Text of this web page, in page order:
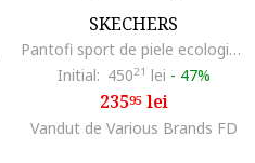
SKECHERS
Pantofi sport de piele ecologica Uno Stand On Air, Violet tyrian
Initial: 45021 lei - 47%
23595lei
Vandut de Various Brands FD